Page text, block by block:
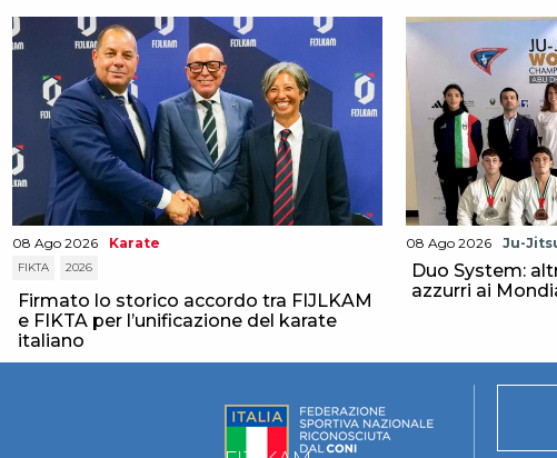
08 Ago 2026 Karate
FIKTA 2026
Firmato lo storico accordo tra FIJLKAM
e FIKTA per l’unificazione del karate
italiano
08 Ago 2026 Ju-
Duo System:
azzurri ai